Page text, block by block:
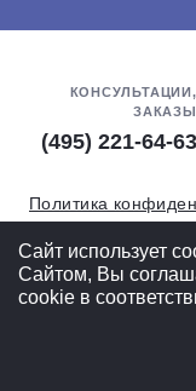
КОНСУЛЬТАЦИИ,
ЗАКАЗЫ
(495) 221-64-63
Политика
Обработка
© 2004-2026
Сайт использует
Сайтом, Вы
cookie в